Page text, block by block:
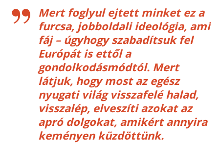
Mert foglyul ejtett minket ez a
furcsa, jobboldali ideológia, ami
fáj – úgyhogy szabadítsuk fel
Európát is ettől a
gondolkodásmódtól. Mert
látjuk, hogy most az egész
nyugati világ visszafelé halad,
visszalép, elveszíti azokat az
apró dolgokat, amikért annyira
keményen küzdöttünk.